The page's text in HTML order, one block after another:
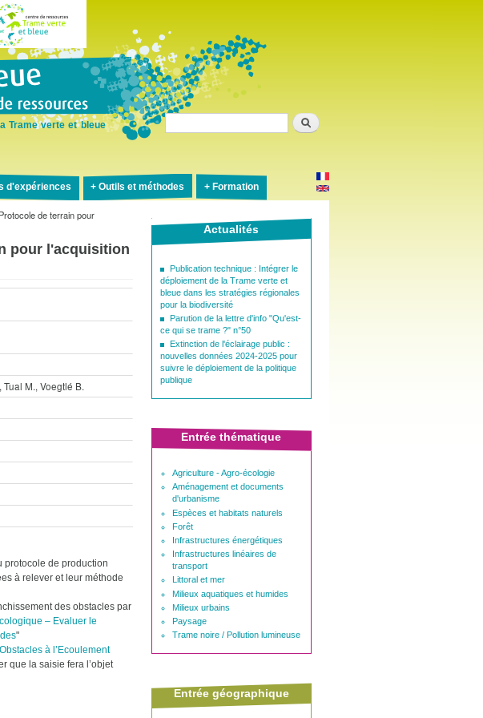
Trame verte et bleue
d'expériences Outils et méthodes Formation
de terrain pour
pour l'acquisition
M., Voegtlé B.
protocole de production
à relever et leur méthode
des obstacles par
– Evaluer le
"
à l’Ecoulement
que la saisie fera l’objet
Actualités
Publication technique : Intégrer le
déploiement de la Trame verte et
bleue dans les stratégies régionales
pour la biodiversité
Parution de la lettre d'info "Qu'est-
ce qui se trame ?" n°50
Extinction de l'éclairage public :
nouvelles données 2024-2025 pour
suivre le déploiement de la politique
publique
Entrée thématique
Agriculture - Agro-écologie
Aménagement et documents
d'urbanisme
Espèces et habitats naturels
Forêt
Infrastructures énergétiques
Infrastructures linéaires de
transport
Littoral et mer
Milieux aquatiques et humides
Milieux urbains
Paysage
Trame noire / Pollution lumineuse
Entrée géographique